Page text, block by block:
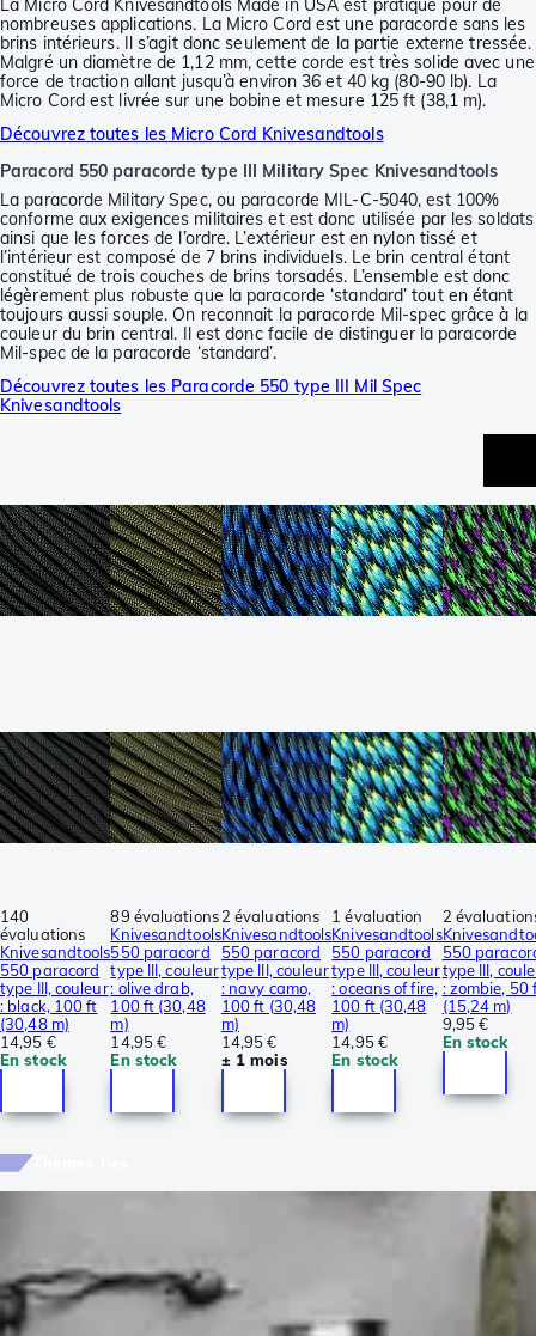
La Micro Cord Knivesandtools Made in USA est pratique pour de
nombreuses applications. La Micro Cord est une paracorde sans les
brins intérieurs. Il s’agit donc seulement de la partie externe tressée.
Malgré un diamètre de 1,12 mm, cette corde est très solide avec une
force de traction allant jusqu’à environ 36 et 40 kg (80-90 lb). La
Micro Cord est livrée sur une bobine et mesure 125 ft (38,1 m).
Découvrez toutes les Micro Cord Knivesandtools
Paracord 550 paracorde type III Military Spec Knivesandtools
La paracorde Military Spec, ou paracorde MIL-C-5040, est 100%
conforme aux exigences militaires et est donc utilisée par les soldats
ainsi que les forces de l’ordre. L’extérieur est en nylon tissé et
l’intérieur est composé de 7 brins individuels. Le brin central étant
constitué de trois couches de brins torsadés. L’ensemble est donc
légèrement plus robuste que la paracorde ‘standard’ tout en étant
toujours aussi souple. On reconnait la paracorde Mil-spec grâce à la
couleur du brin central. Il est donc facile de distinguer la paracorde
Mil-spec de la paracorde ‘standard’.
Découvrez toutes les Paracorde 550 type III Mil Spec
Knivesandtools
140
évaluations
Knivesandtools
550 paracord
type III, couleur
: black, 100 ft
(30,48 m)
14,95 €
En stock
89 évaluations
Knivesandtools
550 paracord
type III, couleur
: olive drab,
100 ft (30,48
m)
14,95 €
En stock
2 évaluations
Knivesandtools
550 paracord
type III, couleur
: navy camo,
100 ft (30,48
m)
14,95 €
± 1 mois
1 évaluation
Knivesandtools
550 paracord
type III, couleur
: oceans of fire,
100 ft (30,48
m)
14,95 €
En stock
2
550
type III,
: zombie, 50
(15,24 m)
9,95 €
En stock